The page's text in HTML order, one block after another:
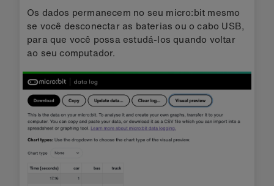
Os dados permanecem no seu micro:bit mesmo
se você desconectar as baterias ou o cabo USB,
para que você possa estudá-los quando voltar
ao seu computador.